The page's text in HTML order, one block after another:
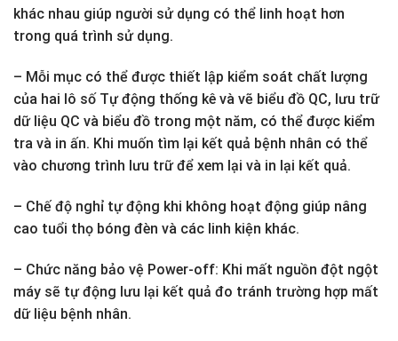
khác nhau giúp người sử dụng có thể linh hoạt hơn
trong quá trình sử dụng.
– Mỗi mục có thể được thiết lập kiểm soát chất lượng
của hai lô số Tự động thống kê và vẽ biểu đồ QC, lưu trữ
dữ liệu QC và biểu đồ trong một năm, có thể được kiểm
tra và in ấn. Khi muốn tìm lại kết quả bệnh nhân có thể
vào chương trình lưu trữ để xem lại và in lại kết quả.
– Chế độ nghỉ tự động khi không hoạt động giúp nâng
cao tuổi thọ bóng đèn và các linh kiện khác.
– Chức năng bảo vệ Power-off: Khi mất nguồn đột ngột
máy sẽ tự động lưu lại kết quả đo tránh trường hợp mất
dữ liệu bệnh nhân.